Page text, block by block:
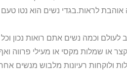
לראות.בגדי נשים הוא נטו טעם
וכמה נשים אתם רואות נכון
או שמלות מקסי או מעילי פרווה
ולוקחות רעיונות מלבוש מנשים